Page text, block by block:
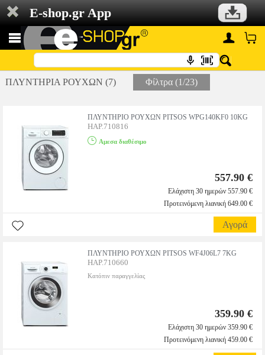
E-shop.gr App
ΠΛΥΝΤΗΡΙΑ ΡΟΥΧΩΝ (7) Φίλτρα (1/23)
ΠΛΥΝΤΗΡΙΟ ΡΟΥΧΩΝ PITSOS WPG140KF0 10KG
HAP.710816
Αμεσα διαθέσιμο
557.90 €
Ελάχιστη 30 ημερών 557.90 €
Προτεινόμενη λιανική 649.00 €
Αγορά
ΠΛΥΝΤΗΡΙΟ ΡΟΥΧΩΝ PITSOS WF4J06L7 7KG
HAP.710660
Κατόπιν παραγγελίας
359.90 €
Ελάχιστη 30 ημερών 359.90 €
Προτεινόμενη λιανική 459.00 €